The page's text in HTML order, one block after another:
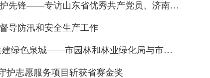
济南园林安全守护先锋——专访山东省优秀共产党员、济南市国有柳埠林场护林人王守焕
导防汛和安全生产工作
传承红色基因 共建绿色泉城——市园林和林业绿化局与市委市直机关工委联合开展庆祝建党105周年主题党日活动
护志愿服务项目斩获省赛金奖